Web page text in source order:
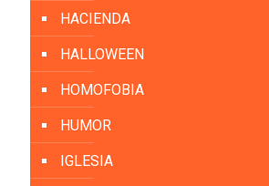
HACIENDA
HALLOWEEN
HOMOFOBIA
HUMOR
IGLESIA